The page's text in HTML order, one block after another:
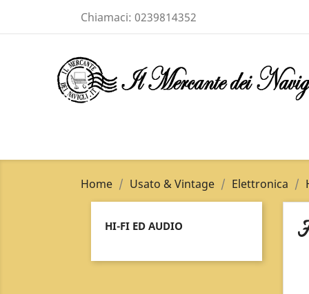
Chiamaci: 0239814352
Home Usato & Vintage Elettronica
HI-FI ED AUDIO